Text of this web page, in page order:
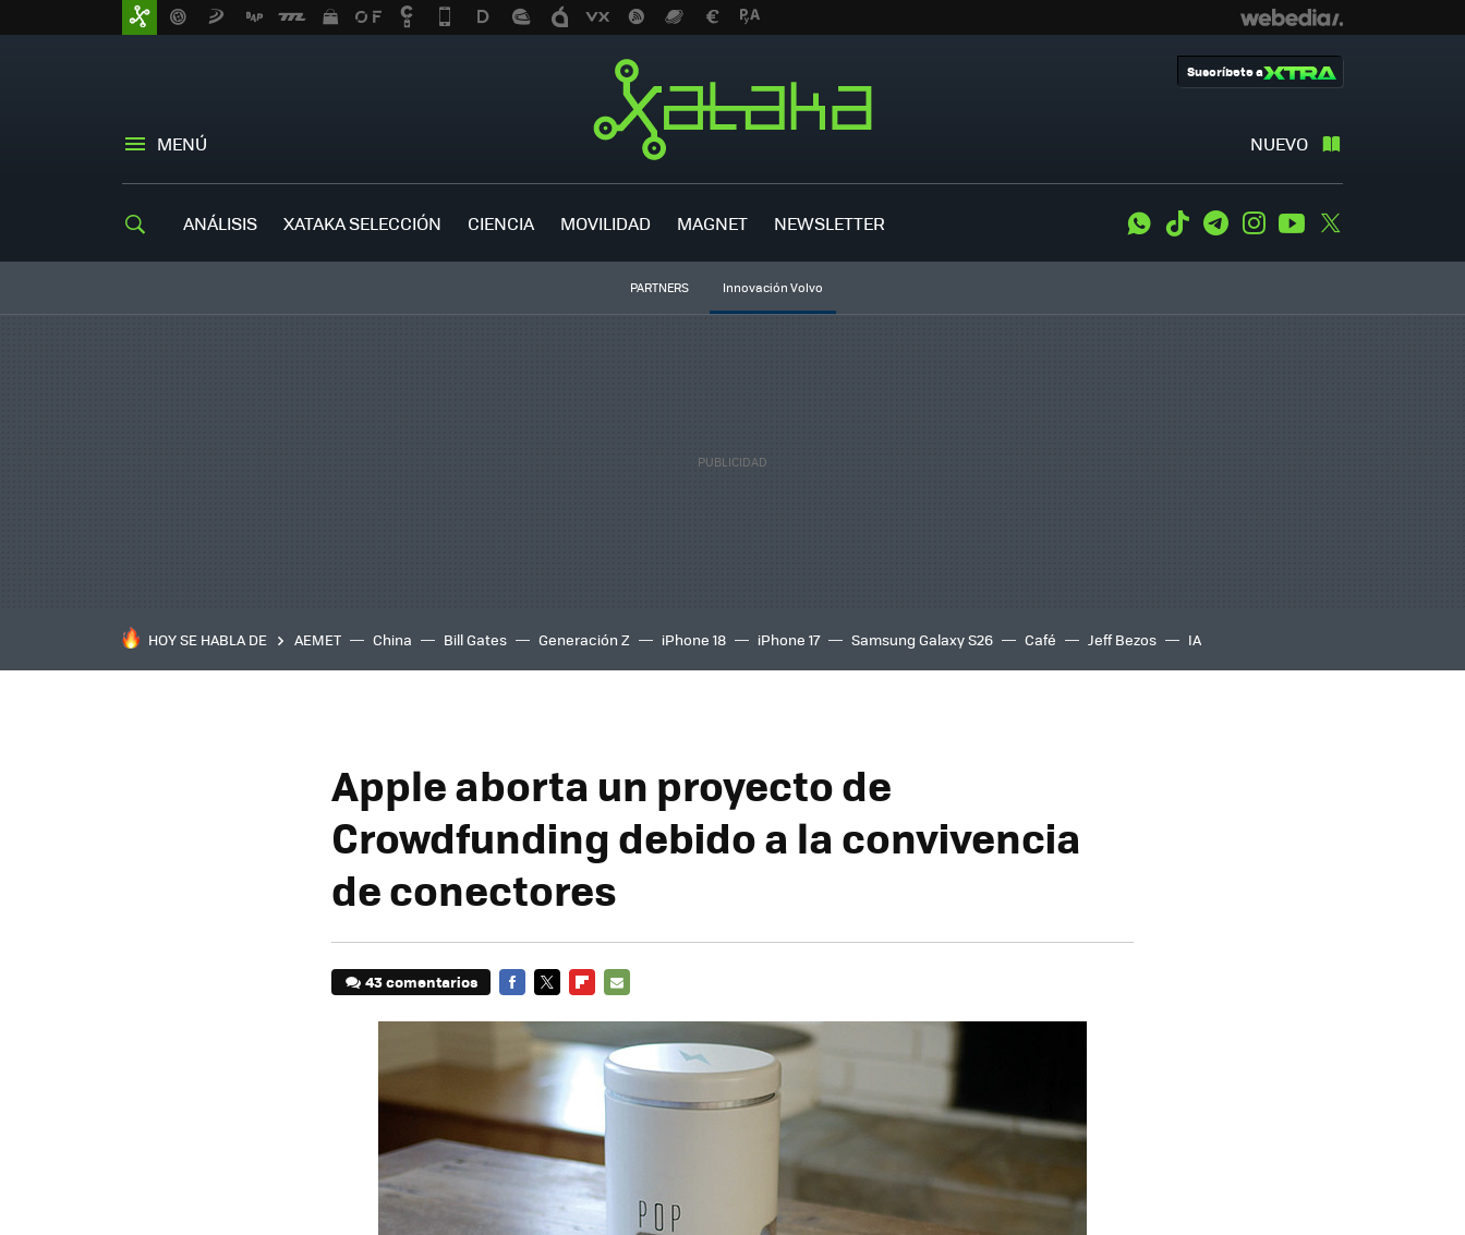
MENÚ NUEVO
Suscríbete a
ANÁLISIS XATAKA SELECCIÓN CIENCIA MOVILIDAD MAGNET NEWSLETTER WhatsApp
Tiktok TelegramInstagramYoutube
PARTNERS Innovación Volvo
HOY SE HABLA DE AEMET China Bill Gates Generación Z iPhone 18 iPhone 17 Samsung Galaxy S26 Café Jeff Bezos IA
Apple aborta un proyecto de
Crowdfunding debido a la convivencia
de conectores
43 comentarios